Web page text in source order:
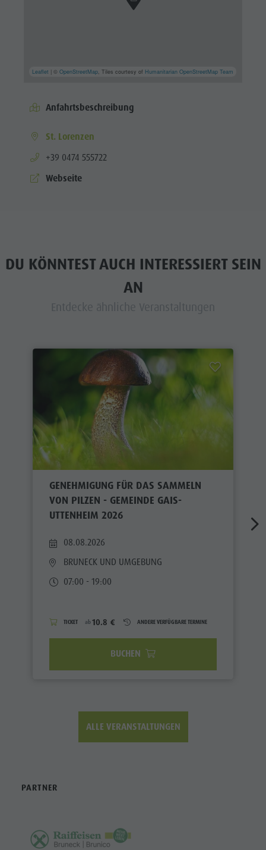
Leaflet | ©OpenStreetMap, Tiles courtesy of Humanitarian OpenStreetMap Team
Anfahrtsbeschreibung
St. Lorenzen
aria.phone:
+39 0474 555722
Webseite
DU KÖNNTEST AUCH INTERESSIERT SEIN
AN
Entdecke ähnliche Veranstaltungen
GENEHMIGUNG FÜR DAS SAMMELN
VON PILZEN - GEMEINDE GAIS-
UTTENHEIM 2026
08.08.2026
BRUNECK UND UMGEBUNG
07:00 - 19:00
TICKET ab10.8 € ANDERE VERFÜGBARE TERMINE
BUCHEN
ALLE VERANSTALTUNGEN
PARTNER